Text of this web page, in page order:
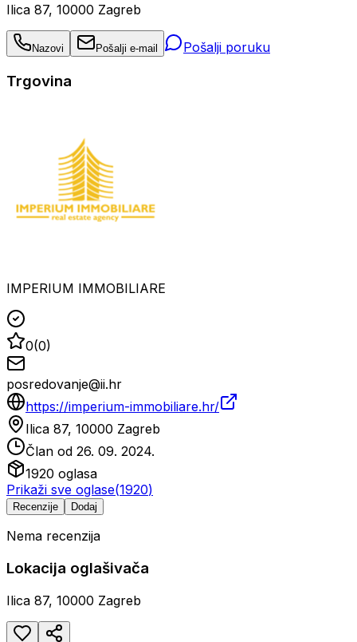
Ilica 87, 10000 Zagreb
Nazovi Pošalji e-mail Pošalji poruku
Trgovina
IMPERIUM IMMOBILIARE
0(0)
posredovanje@ii.hr
https://imperium-immobiliare.hr/
Ilica 87, 10000 Zagreb
Član od 26. 09. 2024.
1920 oglasa
Prikaži sve oglase(1920)
Recenzije Dodaj
Nema recenzija
Lokacija oglašivača
Ilica 87, 10000 Zagreb